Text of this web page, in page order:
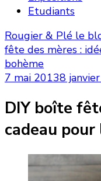
Etudiants
Rougier & Plé le
fête des mères :
bohème
7 mai 20138
DIY boîte
cadeau